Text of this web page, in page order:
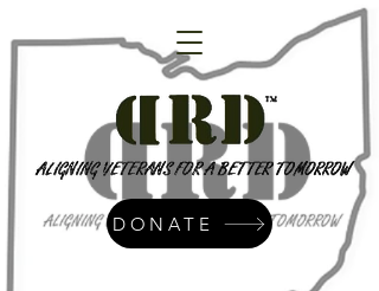
DONATE